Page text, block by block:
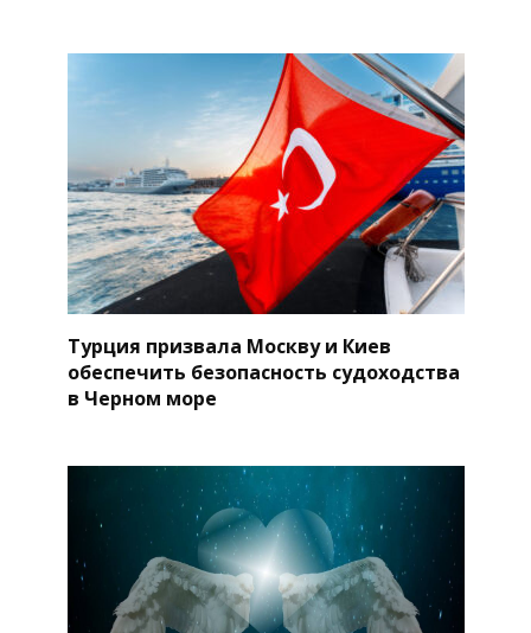
Турция призвала Москву и Киев
обеспечить безопасность судоходства
в Черном море